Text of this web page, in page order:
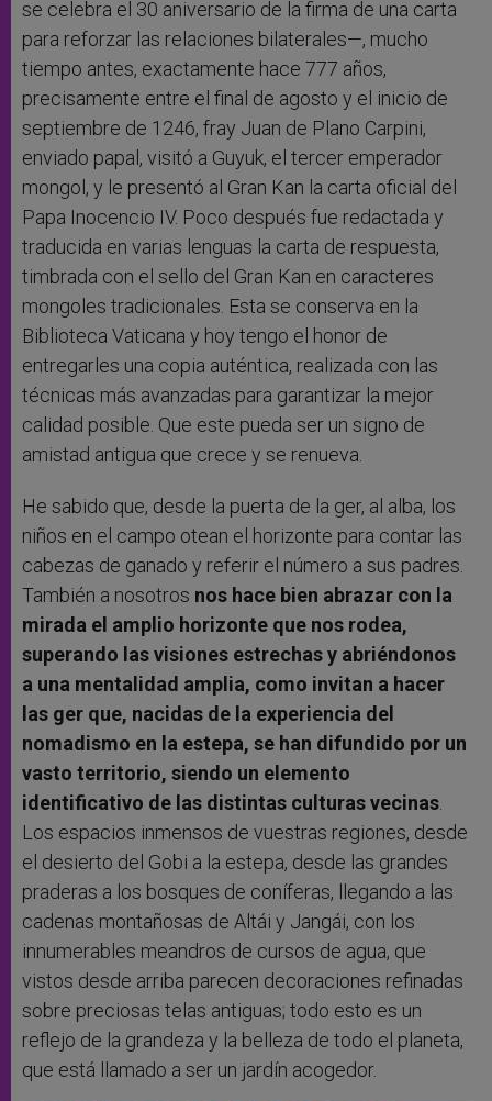
se celebra el 30 aniversario de la firma de una carta
para reforzar las relaciones bilaterales—, mucho
tiempo antes, exactamente hace 777 años,
precisamente entre el final de agosto y el inicio de
septiembre de 1246, fray Juan de Plano Carpini,
enviado papal, visitó a Guyuk, el tercer emperador
mongol, y le presentó al Gran Kan la carta oficial del
Papa Inocencio IV. Poco después fue redactada y
traducida en varias lenguas la carta de respuesta,
timbrada con el sello del Gran Kan en caracteres
mongoles tradicionales. Esta se conserva en la
Biblioteca Vaticana y hoy tengo el honor de
entregarles una copia auténtica, realizada con las
técnicas más avanzadas para garantizar la mejor
calidad posible. Que este pueda ser un signo de
amistad antigua que crece y se renueva.
He sabido que, desde la puerta de la ger, al alba, los
niños en el campo otean el horizonte para contar las
cabezas de ganado y referir el número a sus padres.
También a nosotros nos hace bien abrazar con la
mirada el amplio horizonte que nos rodea,
superando las visiones estrechas y abriéndonos
a una mentalidad amplia, como invitan a hacer
las ger que, nacidas de la experiencia del
nomadismo en la estepa, se han difundido por un
vasto territorio, siendo un elemento
identificativo de las distintas culturas vecinas.
Los espacios inmensos de vuestras regiones, desde
el desierto del Gobi a la estepa, desde las grandes
praderas a los bosques de coníferas, llegando a las
cadenas montañosas de Altái y Jangái, con los
innumerables meandros de cursos de agua, que
vistos desde arriba parecen decoraciones refinadas
sobre preciosas telas antiguas; todo esto es un
reflejo de la grandeza y la belleza de todo el planeta,
que está llamado a ser un jardín acogedor.